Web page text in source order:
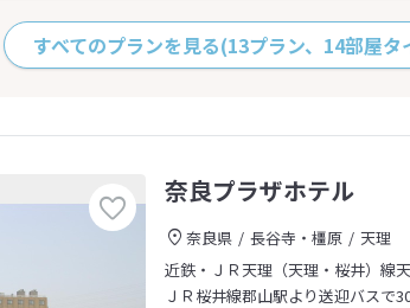
すべてのプランを見る(13プラン、14部屋タ
奈良プラザホテル
奈良県 長谷寺・橿原
天理
近鉄・ＪＲ天理（天理・桜井）線
ＪＲ桜井線郡山駅より送迎バスで